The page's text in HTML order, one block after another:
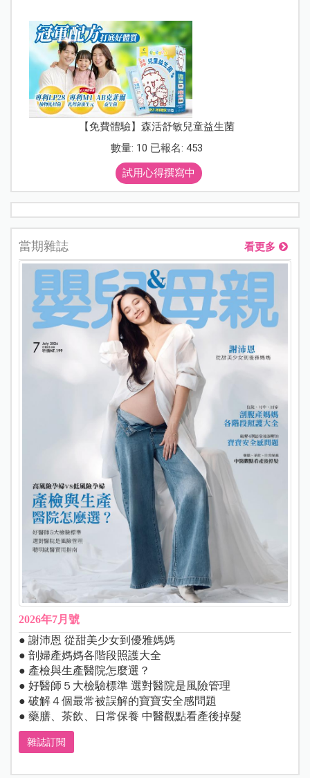
【免費體驗】森活舒敏兒童益生菌
數量: 10 已報名: 453
試用心得撰寫中
當期雜誌 看更多
2026年7月號
● 謝沛恩 從甜美少女到優雅媽媽
● 剖婦產媽媽各階段照護大全
● 產檢與生產醫院怎麼選？
● 好醫師５大檢驗標準 選對醫院是風險管理
● 破解４個最常被誤解的寶寶安全感問題
● 藥膳、茶飲、日常保養 中醫觀點看產後掉髮
雜誌訂閱